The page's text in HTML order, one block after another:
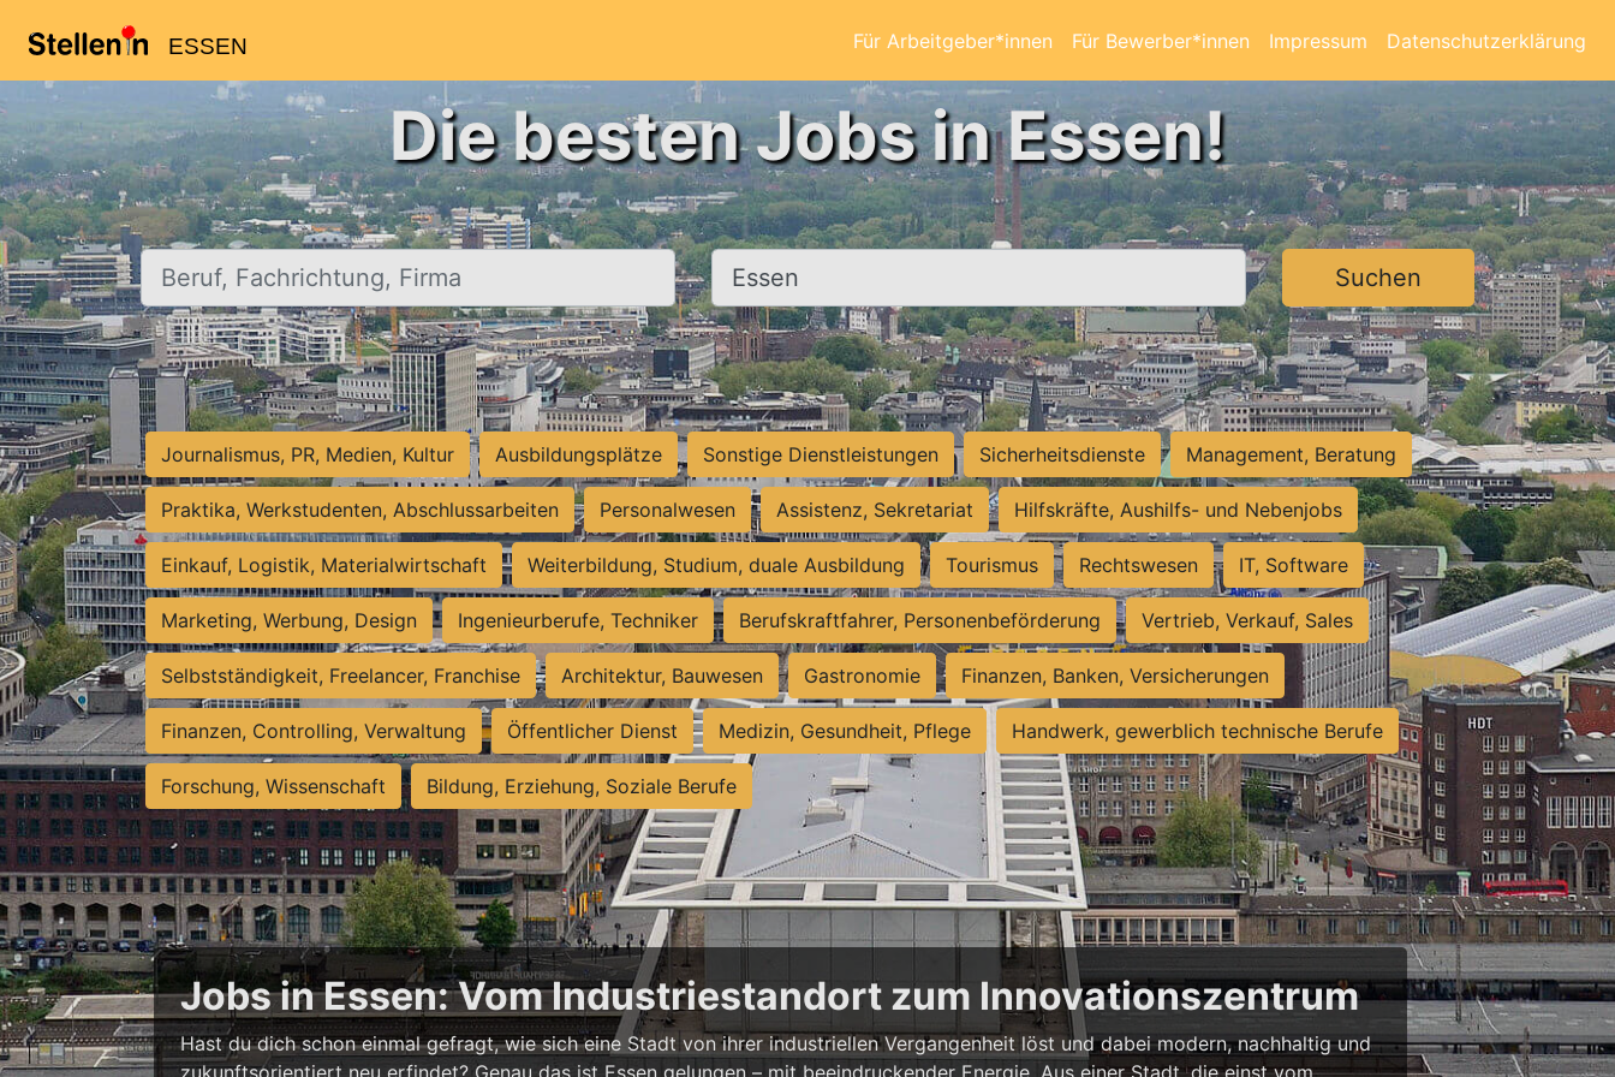
ESSEN Für Arbeitgeber*innen Für Bewerber*innen Impressum Datenschutzerklärung
Die besten Jobs in Essen!
Beruf, Fachrichtung, Firma Ort, Stadt Suchen
Journalismus, PR, Medien, Kultur Ausbildungsplätze Sonstige Dienstleistungen Sicherheitsdienste Management, Beratung
Praktika, Werkstudenten, Abschlussarbeiten Personalwesen Assistenz, Sekretariat Hilfskräfte, Aushilfs- und Nebenjobs
Einkauf, Logistik, Materialwirtschaft Weiterbildung, Studium, duale Ausbildung Tourismus Rechtswesen IT, Software
Marketing, Werbung, Design Ingenieurberufe, Techniker Berufskraftfahrer, Personenbeförderung Vertrieb, Verkauf, Sales
Selbstständigkeit, Freelancer, Franchise Architektur, Bauwesen Gastronomie Finanzen, Banken, Versicherungen
Finanzen, Controlling, Verwaltung Öffentlicher Dienst Medizin, Gesundheit, Pflege Handwerk, gewerblich technische Berufe
Forschung, Wissenschaft Bildung, Erziehung, Soziale Berufe
Jobs in Essen: Vom Industriestandort zum Innovationszentrum
Hast du dich schon einmal gefragt, wie sich eine Stadt von ihrer industriellen Vergangenheit löst und dabei modern, nachhaltig und